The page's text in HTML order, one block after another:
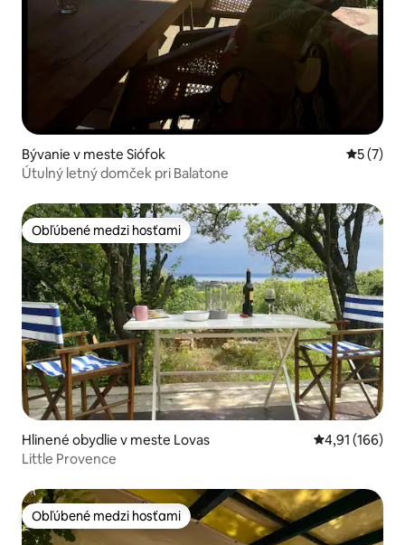
Bývanie v meste Siófok
5 (7)
Útulný letný domček pri Balatone
Obľúbené medzi hosťami
Obľúbené medzi hosťami
Hlinené obydlie v meste Lovas Priemerné
4,91 (166)
Little Provence
Obľúbené medzi hosťami
Obľúbené medzi hosťami